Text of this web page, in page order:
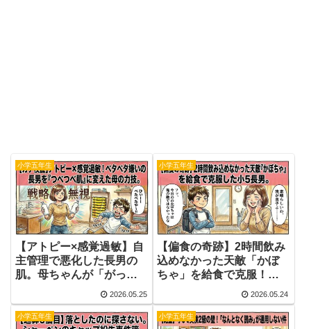
小学五年生
【アトピー×感覚過敏】自
主管理で悪化した長男の
肌。母ちゃんが「がっつ
り1ヶ月介入」して過去最
高のつべつべ肌を手に入
れるまでの全記録。
2026.05.25
小学五年生
【偏食の奇跡】2時間飲み
込めなかった天敵「かぼ
ちゃ」を給食で克服！？
小5長男の成長に母、大感
激。
2026.05.24
小学五年生 小学五年生